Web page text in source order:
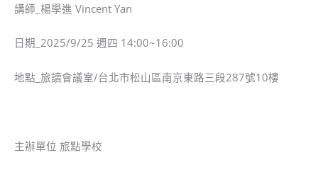
講師_楊學進 Vincent Yan
日期_2025/9/25 週四 14:00~16:00
地點_旅讀會議室/台北市松山區南京東路三段287號10樓
主辦單位 旅點學校